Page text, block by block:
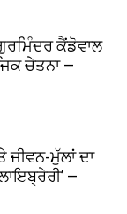
ਗੁਰਮਿੰਦਰ ਕੈਂਡੋਵਾਲ
ਚੇਤਨਾ —
ਜੀਵਨ-ਮੁੱਲਾਂ ਦਾ
—